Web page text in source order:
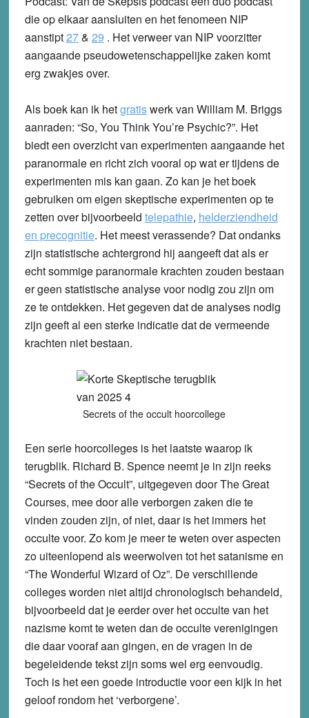
die op elkaar aansluiten en het fenomeen NIP
aanstipt27& 29 . Het verweer van NIP voorzitter
aangaande pseudowetenschappelijke zaken komt
erg zwakjes over.
Als boek kan ik hetgratiswerk van William M. Briggs
aanraden: “So, You Think You’re Psychic?”. Het
biedt een overzicht van experimenten aangaande het
paranormale en richt zich vooral op wat er tijdens de
experimenten mis kan gaan. Zo kan je het boek
gebruiken om eigen skeptische experimenten op te
zetten over bijvoorbeeld telepathie, helderziendheid
en precognitie. Het meest verassende? Dat ondanks
zijn statistische achtergrond hij aangeeft dat als er
echt sommige paranormale krachten zouden bestaan
er geen statistische analyse voor nodig zou zijn om
ze te ontdekken. Het gegeven dat de analyses nodig
zijn geeft al een sterke indicatie dat de vermeende
krachten niet bestaan.
Secrets of the occult hoorcollege
Een serie hoorcolleges is het laatste waarop ik
terugblik. Richard B. Spence neemt je in zijn reeks
“Secrets of the Occult”, uitgegeven door The Great
Courses, mee door alle verborgen zaken die te
vinden zouden zijn, of niet, daar is het immers het
occulte voor. Zo kom je meer te weten over aspecten
zo uiteenlopend als weerwolven tot het satanisme en
“The Wonderful Wizard of Oz”. De verschillende
colleges worden niet altijd chronologisch behandeld,
bijvoorbeeld dat je eerder over het occulte van het
nazisme komt te weten dan de occulte verenigingen
die daar vooraf aan gingen, en de vragen in de
begeleidende tekst zijn soms wel erg eenvoudig.
Toch is het een goede introductie voor een kijk in het
geloof rondom het ‘verborgene’.